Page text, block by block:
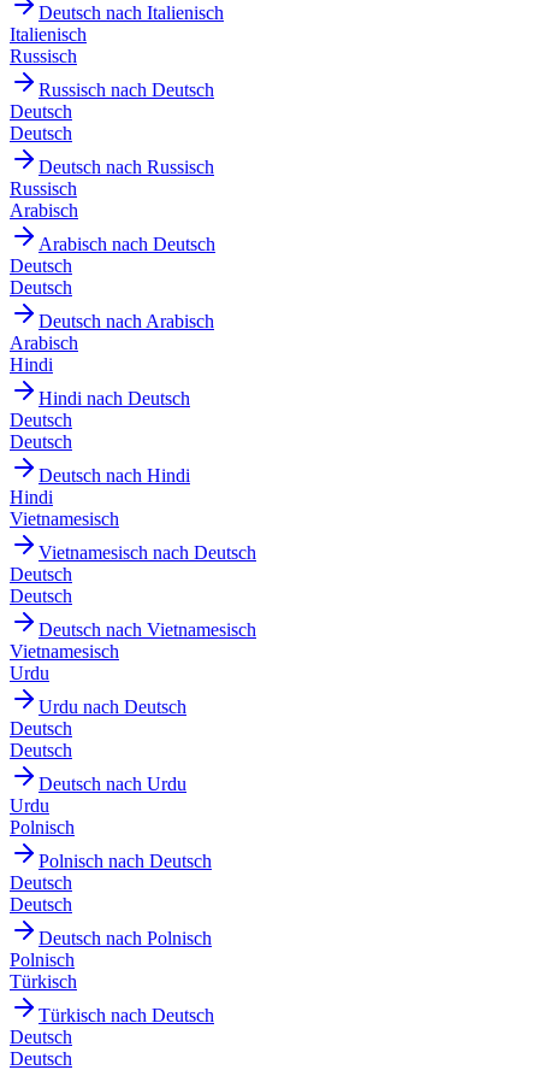
Deutsch nach Italienisch
Italienisch
Russisch
Russisch nach Deutsch
Deutsch
Deutsch
Deutsch nach Russisch
Russisch
Arabisch
Arabisch nach Deutsch
Deutsch
Deutsch
Deutsch nach Arabisch
Arabisch
Hindi
Hindi nach Deutsch
Deutsch
Deutsch
Deutsch nach Hindi
Hindi
Vietnamesisch
Vietnamesisch nach Deutsch
Deutsch
Deutsch
Deutsch nach Vietnamesisch
Vietnamesisch
Urdu
Urdu nach Deutsch
Deutsch
Deutsch
Deutsch nach Urdu
Urdu
Polnisch
Polnisch nach Deutsch
Deutsch
Deutsch
Deutsch nach Polnisch
Polnisch
Türkisch
Türkisch nach Deutsch
Deutsch
Deutsch